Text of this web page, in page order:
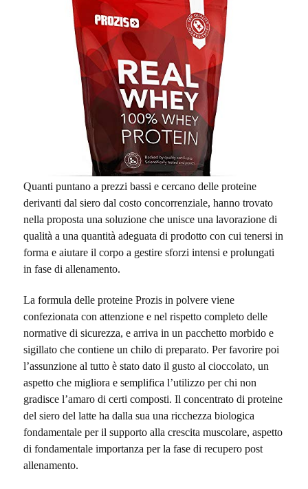
Quanti puntano a prezzi bassi e cercano delle proteine
derivanti dal siero dal costo concorrenziale, hanno trovato
nella proposta una soluzione che unisce una lavorazione di
qualità a una quantità adeguata di prodotto con cui tenersi in
forma e aiutare il corpo a gestire sforzi intensi e prolungati
in fase di allenamento.
La formula delle proteine Prozis in polvere viene
confezionata con attenzione e nel rispetto completo delle
normative di sicurezza, e arriva in un pacchetto morbido e
sigillato che contiene un chilo di preparato. Per favorire poi
l’assunzione al tutto è stato dato il gusto al cioccolato, un
aspetto che migliora e semplifica l’utilizzo per chi non
gradisce l’amaro di certi composti. Il concentrato di proteine
del siero del latte ha dalla sua una ricchezza biologica
fondamentale per il supporto alla crescita muscolare, aspetto
di fondamentale importanza per la fase di recupero post
allenamento.